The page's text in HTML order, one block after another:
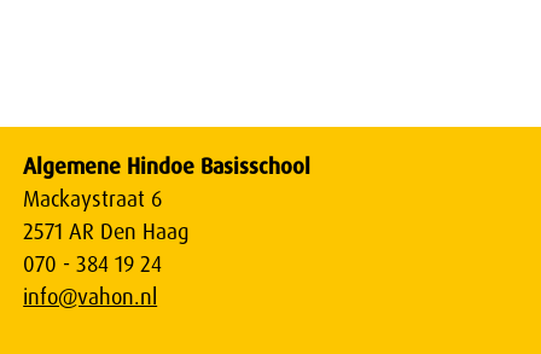
Algemene Hindoe Basisschool
Mackaystraat 6
2571 AR Den Haag
070 - 384 19 24
info@vahon.nl